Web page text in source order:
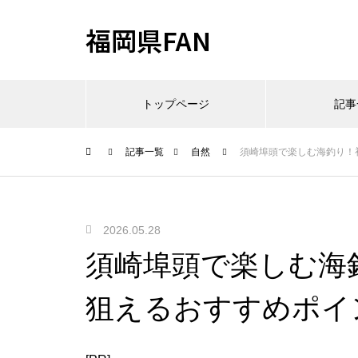
福岡県FAN
トップページ 記
記事一覧 自然 須崎埠頭で楽しむ海釣り
2026.05.28
須崎埠頭で楽しむ
狙えるおすすめポイ